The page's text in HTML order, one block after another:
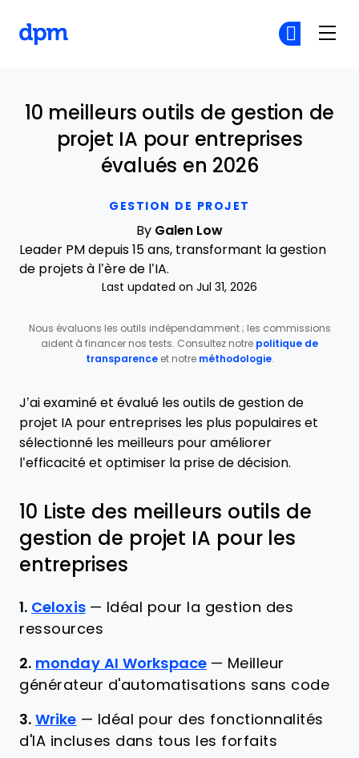
GESTION DE PROJET
10 meilleurs outils de gestion de
projet IA pour entreprises
évalués en 2026
By Galen Low
Leader PM depuis 15 ans, transformant la gestion
de projets à l’ère de l’IA.
Last updated on Jul 31, 2026
Nous évaluons les outils indépendamment ; les commissions
aident à financer nos tests. Consultez notre politique de
transparenceet notre méthodologie.
J’ai examiné et évalué les outils de gestion de
projet IA pour entreprises les plus populaires et
sélectionné les meilleurs pour améliorer
l’efficacité et optimiser la prise de décision.
10 Liste des meilleurs outils de
gestion de projet IA pour les
entreprises
1. Celoxis — Idéal pour la gestion des
ressources
2. monday AI Workspace — Meilleur
générateur d'automatisations sans code
3. Wrike — Idéal pour des fonctionnalités
d'IA incluses dans tous les forfaits